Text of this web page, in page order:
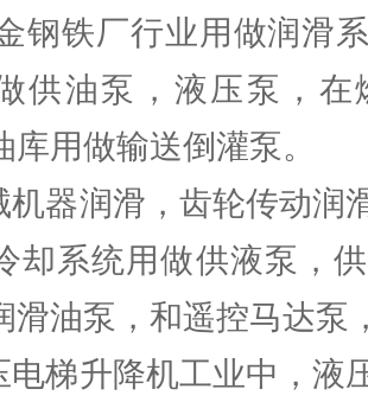
钢铁厂行业用做润滑
供油泵，液压泵，在
库用做输送倒灌泵。
机器润滑，齿轮传动润
却系统用做供液泵，
滑油泵，和遥控马达泵
电梯升降机工业中，液